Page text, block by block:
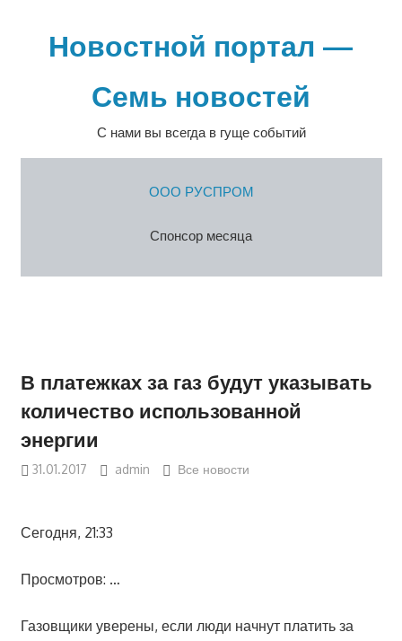
содержимомуНовостной портал —
Семь новостей
С нами вы всегда в гуще событий
ООО РУСПРОМ
Спонсор месяца
В платежках за газ будут указывать
количество использованной
энергии
31.01.2017 admin Все новости
Сегодня, 21:33
Просмотров: …
Газовщики уверены, если люди начнут платить за